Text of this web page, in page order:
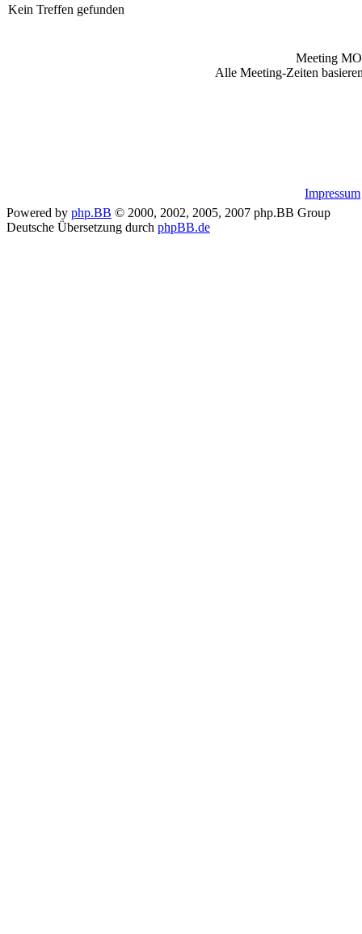
Kein Treffen gefunden
Meeting
Alle Meeting-Zeiten
Impressum
Powered by php.BB © 2000, 2002, 2005, 2007 php.BB Group
Deutsche Übersetzung durch phpBB.de